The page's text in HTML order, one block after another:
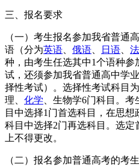
三、报名要求
（一）考生报名参加我省普通
语（分为英语 俄语 日语
种，由考生任选其中1个语种
试，还须参加我省普通高中学
择性考试）。选择性考试科目
理、 化学 、生物学6门科目。
目中选择1门首选科目，在思
科目中选择2门再选科目。选定
上不得更改。
（二）报名参加普通高考的考